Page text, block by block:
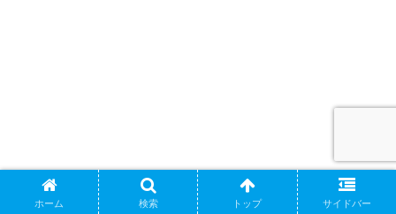
ホーム 検索 トップ サイドバー